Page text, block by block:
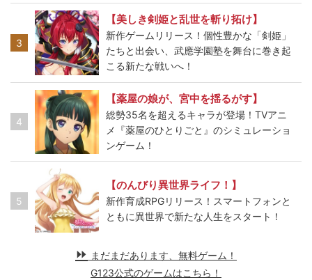
3
【美しき剣姫と乱世を斬り拓け】
新作ゲームリリース！個性豊かな「剣姫」
たちと出会い、武應学園塾を舞台に巻き起
こる新たな戦いへ！
4
【薬屋の娘が、宮中を揺るがす】
総勢35名を超えるキャラが登場！TVアニ
メ『薬屋のひとりごと』のシミュレーショ
ンゲーム！
5
【のんびり異世界ライフ！】
新作育成RPGリリース！スマートフォンと
ともに異世界で新たな人生をスタート！
まだまだあります、無料ゲーム！
G123公式のゲームはこちら！